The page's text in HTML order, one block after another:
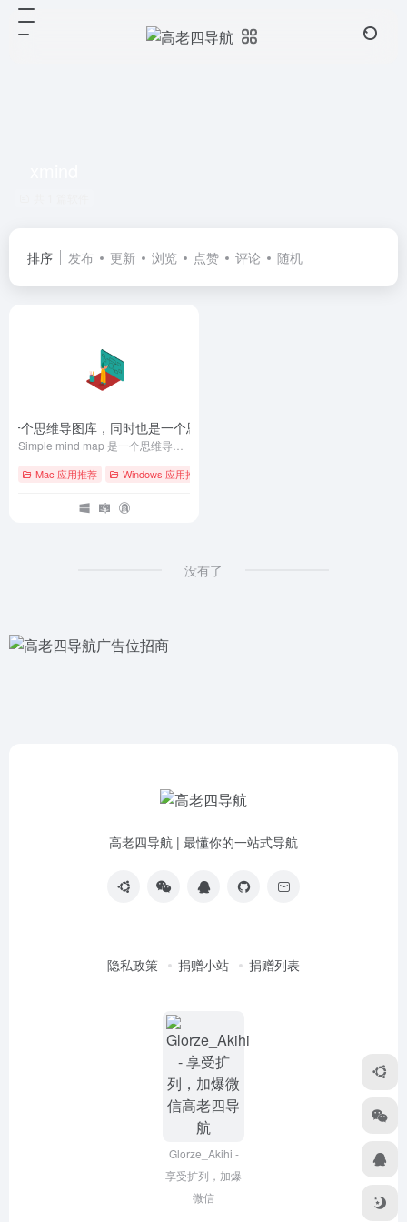
排序 发布 更新 浏览 点赞 评论 随机
个思维导图库，同时也是一个思维导图软件
Mac 应用推荐 Windows 应用推荐
没有了
高老四导航 | 最懂你的一站式导航
隐私政策 捐赠小站 捐赠列表
Glorze_Akihi -
享受扩列，加爆
微信